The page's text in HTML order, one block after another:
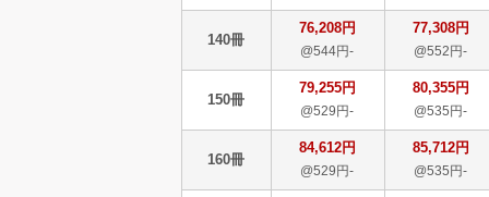
140冊
76,208円
@544円-
77,308円
@552円-
150冊
79,255円
@529円-
80,355円
@535円-
160冊
84,612円
@529円-
85,712円
@535円-